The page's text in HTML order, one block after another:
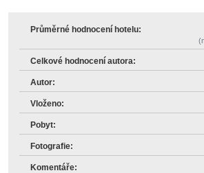
Průměrné hodnocení hotelu:
Celkové hodnocení autora:
Autor:
Vloženo:
Pobyt:
Fotografie:
Komentáře: